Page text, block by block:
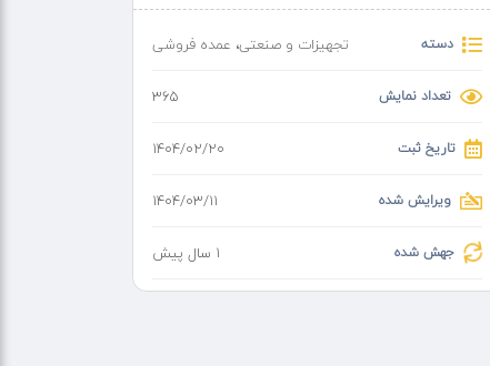
دسته تجهیزات و صنعتی، عمده فروشی
تعداد نمایش 365
تاریخ ثبت ۱۴۰۴/۰۲/۲۰
ویرایش شده ۱۴۰۴/۰۳/۱۱
جهش شده 1 سال پیش